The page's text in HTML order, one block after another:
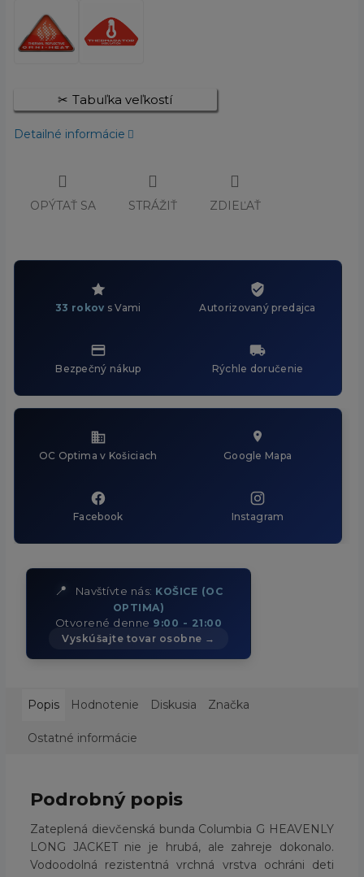
Tabuľka veľkostí
Detailné informácie
OPÝTAŤ SA STRÁŽIŤ ZDIEĽAŤ
33 rokov s Vami Autorizovaný predajca
Bezpečný nákup Rýchle doručenie
OC Optima v Košiciach Google Mapa
Facebook Instagram
📍 Navštívte nás: KOŠICE (OC
OPTIMA)
Otvorené denne 9:00 - 21:00
Vyskúšajte tovar osobne →
Popis Hodnotenie Diskusia Značka
Ostatné informácie
Podrobný popis
Zateplená dievčenská bunda Columbia G HEAVENLY
LONG JACKET nie je hrubá, ale zahreje dokonalo.
Vodoodolná rezistentná vrchná vrstva ochráni deti